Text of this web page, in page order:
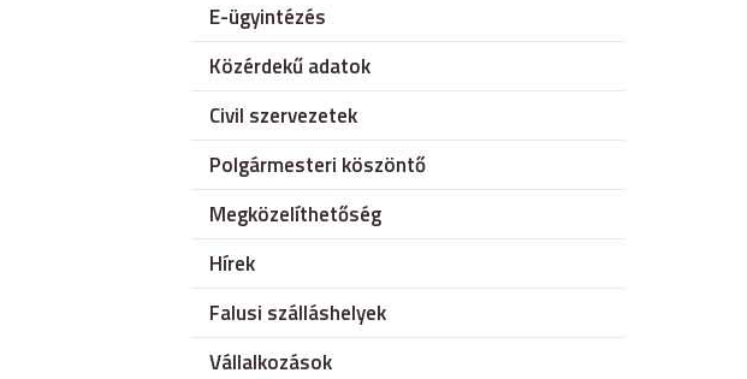
E-ügyintézés
Közérdekű adatok
Civil szervezetek
Polgármesteri köszöntő
Megközelíthetőség
Hírek
Falusi szálláshelyek
Vállalkozások